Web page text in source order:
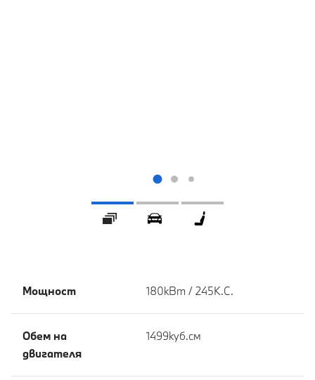
Галерия 360° Eкстериор
Мощност 180кВт / 245К.С.
Обем на
двигателя
1499куб.cм